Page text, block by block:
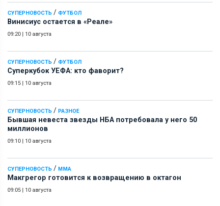
СУПЕРНОВОСТЬ / ФУТБОЛ
Винисиус остается в «Реале»
09:20 | 10 августа
СУПЕРНОВОСТЬ / ФУТБОЛ
Суперкубок УЕФА: кто фаворит?
09:15 | 10 августа
СУПЕРНОВОСТЬ / РАЗНОЕ
Бывшая невеста звезды НБА потребовала у него 50
миллионов
09:10 | 10 августа
СУПЕРНОВОСТЬ / ММА
Макгрегор готовится к возвращению в октагон
09:05 | 10 августа